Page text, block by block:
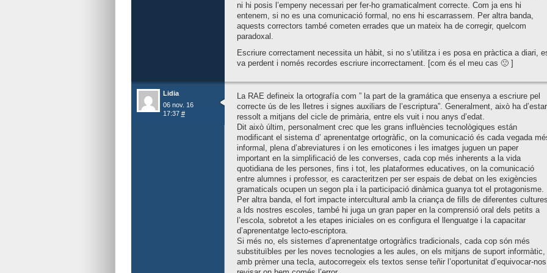
ni hi posis l’empeny necessari per fer-ho gramaticalment correcte. Com ja ens hi
entenem, si no es una comunicació formal, no ens hi escarrassem. Per altra banda,
aquests correctors també cometen errades que un mateix ha de corregir, quelcom
paradoxal.
Escriure correctament necessita un hàbit, si no s’utilitza i es posa en pràctica a diari,
va perdent i només recordes escriure incorrectament. [com és el meu cas 🙁 ]
Lidia
06 nov. 16
17:37 #
La RAE defineix la ortografía com ” la part de la gramática que ensenya a escriure pel
correcte ús de les lletres i signes auxiliars de l’escriptura”. Generalment, això ha d’estar
ressolt a mitjans del cicle de primària, entre els vuit i nou anys d’edat.
Dit això últim, personalment crec que les grans influències tecnològiques están
modificant el sistema d’ aprenentatge ortogràfic, on la comunicació és cada vegada
informal, plena d’abreviatures i on les emoticones i les imatges juguen un paper
important en la simplificació de les converses, cada cop més inherents a la vida
quotidiana de les persones, fins i tot, les plataformes educatives, on la comunicació
entre alumnes i professor, es caracteritzen per ser espais de debat on les exigències
gramaticals ocupen un segon pla i la participació dinàmica guanya tot el protagonisme.
Per altra banda, el fort impacte intercultural amb la criança de fills de diferentes cultures
a lds nostres escoles, també hi juga un gran paper en la comprensió oral dels petits a
l’escola, sobretot a les etapes iniciales on es configura el llenguatge i la capacitar
d’aprenentatge lecto-escriptora.
Si més no, els sistemes d’aprenentatge ortogràfics tradicionals, cada cop són més
substituïbles per les noves tecnologies a les aules, on els mitjans de suport informàtic,
amb prèmer una tecla, autocorregeix els textos sense teñir l’oportunitat d’equivocar-